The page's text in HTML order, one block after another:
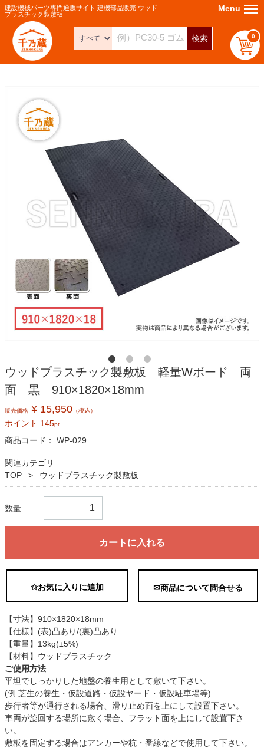
建設機械パーツ専門通販サイト 建機部品販売 ウッド
プラスチック製敷板
検索 0
Menu Menu
ウッドプラスチック製敷板 軽量Wボード 両
面 黒 910×1820×18mm
販売価格 ¥ 15,950 （税込）
ポイント 145pt
商品コード： WP-029
関連カテゴリ
TOP
ウッドプラスチック製敷板
数量
カートに入れる
✩お気に入りに追加 ✉商品について問合せる
【寸法】910×1820×18mm
【仕様】(表)凸あり/(裏)凸あり
【重量】13kg(±5%)
【材料】ウッドプラスチック
ご使用方法
平坦でしっかりした地盤の養生用として敷いて下さい。
(例 芝生の養生・仮設道路・仮設ヤード・仮設駐車場等)
歩行者等が通行される場合、滑り止め面を上にして設置下さい。
車両が旋回する場所に敷く場合、フラット面を上にして設置下さ
い。
敷板を固定する場合はアンカーや杭・番線などで使用して下さい。